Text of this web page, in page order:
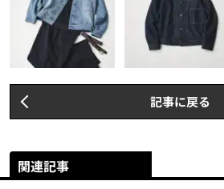
記事に戻る
関連記事